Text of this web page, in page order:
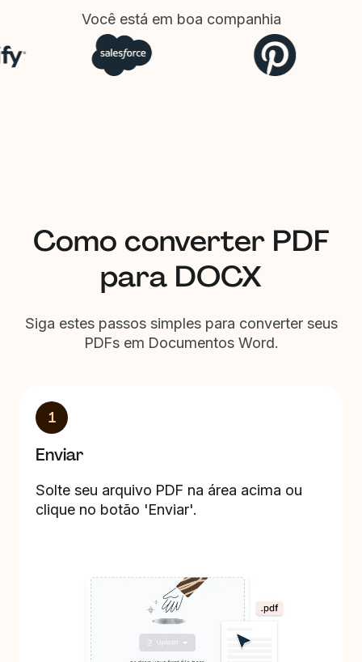
Você está em boa companhia
Como converter PDF
para DOCX
Siga estes passos simples para converter seus
PDFs em Documentos Word.
1
Enviar
Solte seu arquivo PDF na área acima ou
clique no botão 'Enviar'.